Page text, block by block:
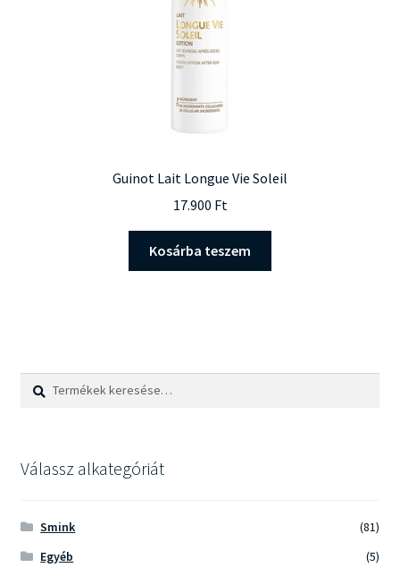
Guinot Lait Longue Vie Soleil
17.900 Ft
Kosárba teszem
Keresés
Keresés
Válassz alkategóriát
Smink
(81)
Egyéb
(5)